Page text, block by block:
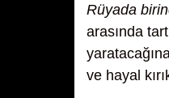
Rüyada
arasında
ve hayal